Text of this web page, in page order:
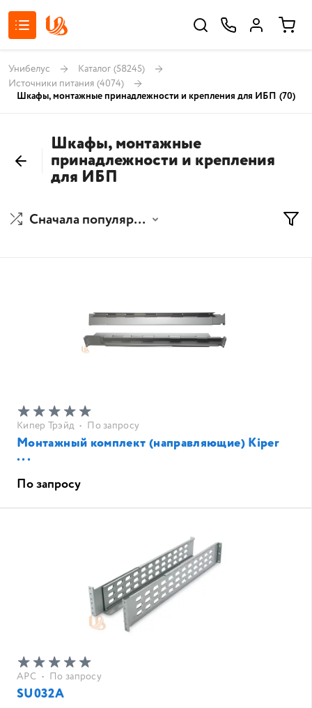
Унибелус Каталог (58245)
Источники питания (4074)
Шкафы, монтажные принадлежности и крепления для ИБП (70)
Шкафы, монтажные
принадлежности и крепления
для ИБП
Сначала популярные
Кипер Трэйд • По запросу
Монтажный комплект (направляющие) Kiper
...
По запросу
APC • По запросу
SU032A